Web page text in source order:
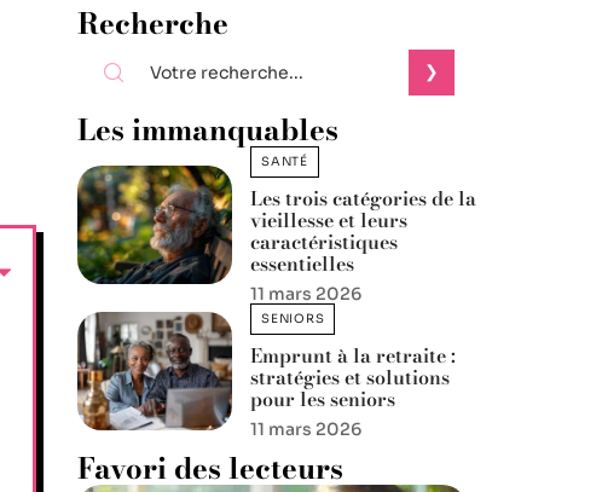
Recherche
Les immanquables
SANTÉ
Les trois catégories de la
vieillesse et leurs
caractéristiques
essentielles
11 mars 2026
SENIORS
Emprunt à la retraite :
stratégies et solutions
pour les seniors
11 mars 2026
Favori des lecteurs